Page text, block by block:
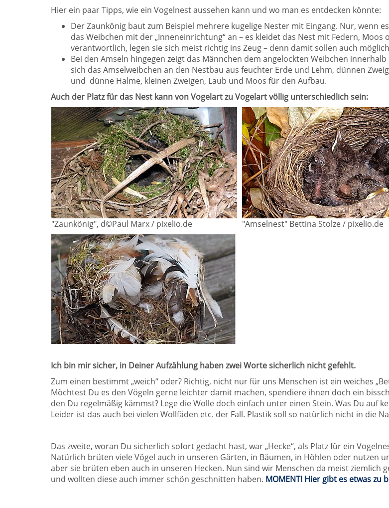
Hier ein paar Tipps, wie ein Vogelnest aussehen kann und wo man es entdecken könnte:
Der Zaunkönig baut zum Beispiel mehrere kugelige Nester mit Eingang. Nur, wenn
das Weibchen mit der „Inneneinrichtung“ an – es kleidet das Nest mit Federn,
verantwortlich, legen sie sich meist richtig ins Zeug – denn damit sollen auch
Bei den Amseln hingegen zeigt das Männchen dem angelockten Weibchen
sich das Amselweibchen an den Nestbau aus feuchter Erde und Lehm, dünnen
und dünne Halme, kleinen Zweigen, Laub und Moos für den Aufbau.
Auch der Platz für das Nest kann von Vogelart zu Vogelart völlig unterschiedlich sein:
"Zaunkönig", d©Paul Marx / pixelio.de "Amselnest" Bettina Stolze / pixelio.de
Ich bin mir sicher, in Deiner Aufzählung haben zwei Worte sicherlich nicht gefehlt.
Zum einen bestimmt „weich“ oder? Richtig, nicht nur für uns Menschen ist ein weiches
Möchtest Du es den Vögeln gerne leichter damit machen, spendiere ihnen doch ein
den Du regelmäßig kämmst? Lege die Wolle doch einfach unter einen Stein. Was Du auf
Leider ist das auch bei vielen Wollfäden etc. der Fall. Plastik soll so natürlich nicht in die
Das zweite, woran Du sicherlich sofort gedacht hast, war „Hecke“, als Platz für ein
Natürlich brüten viele Vögel auch in unseren Gärten, in Bäumen, in Höhlen oder nutzen
aber sie brüten eben auch in unseren Hecken. Nun sind wir Menschen da meist ziemlich
und wollten diese auch immer schön geschnitten haben. MOMENT! Hier gibt es etwas zu